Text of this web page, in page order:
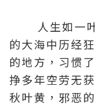
人生如一叶
的大海中历经
的地方，习惯
挣多年空劳无
秋叶黄，邪恶